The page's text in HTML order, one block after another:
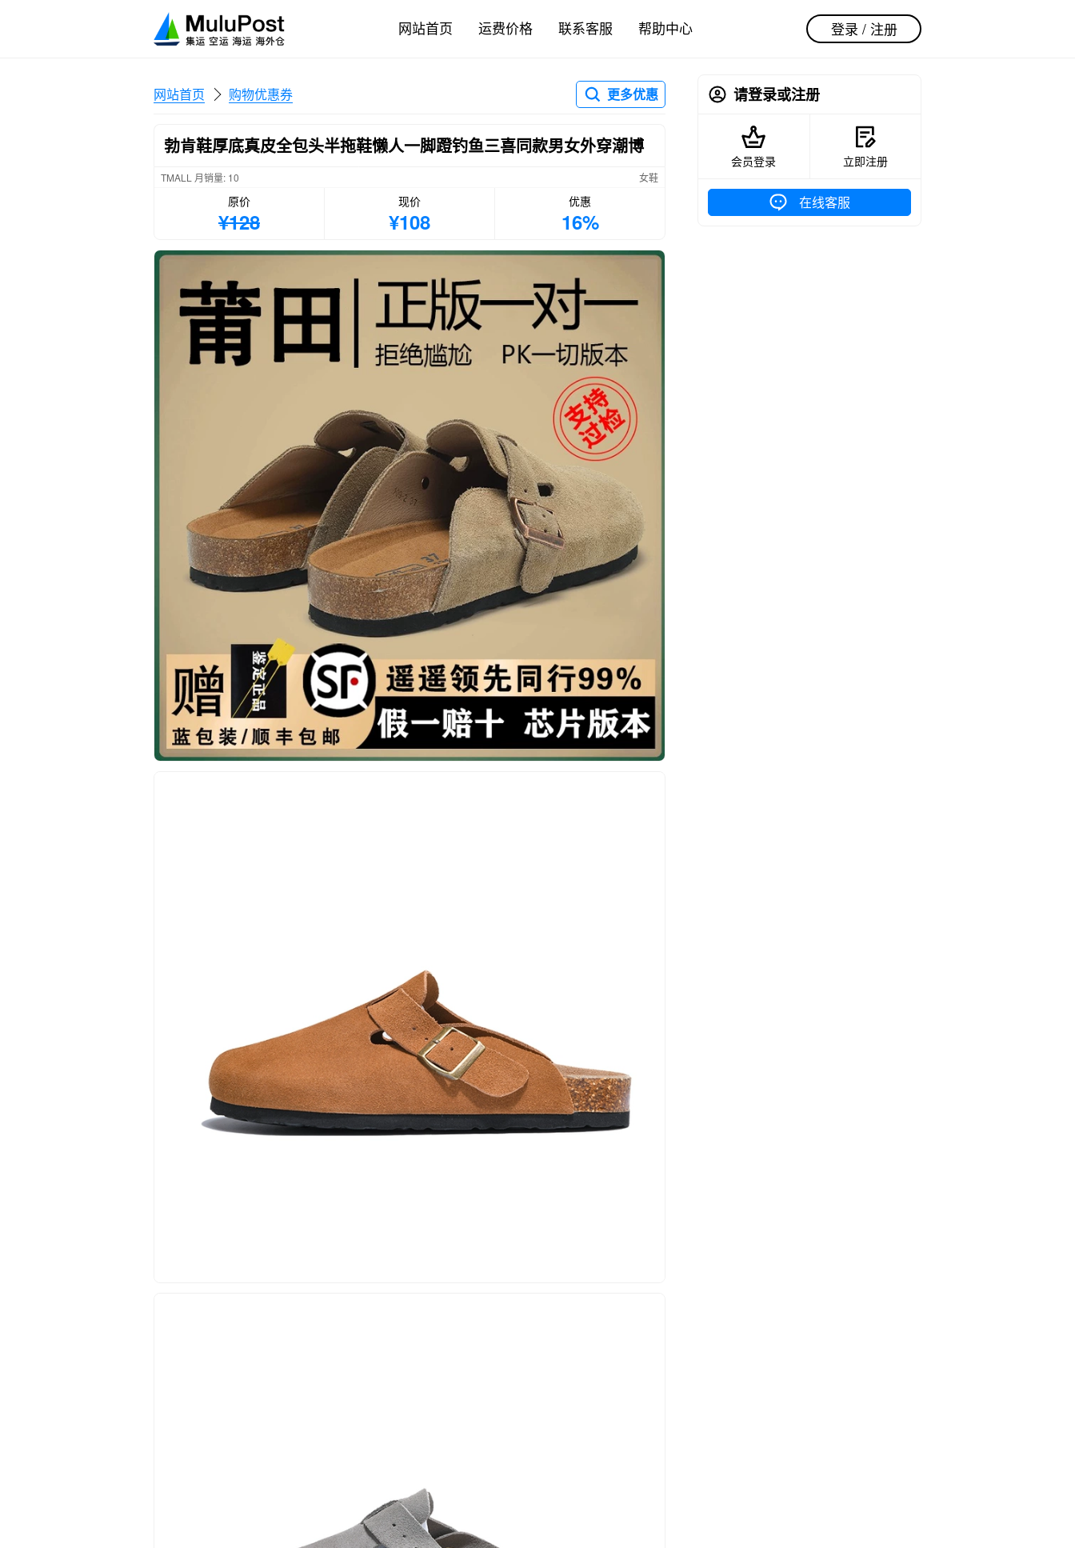
网站首页 运费价格 联系客服 帮助中心 登录 / 注册
网站首页 购物优惠券 更多优惠
勃肯鞋厚底真皮全包头半拖鞋懒人一脚蹬钓鱼三喜同款男女外穿潮博
TMALL 月销量: 10 女鞋
原价
¥128
现价
¥108
优惠
16%
请登录或注册
会员登录 立即注册
在线客服